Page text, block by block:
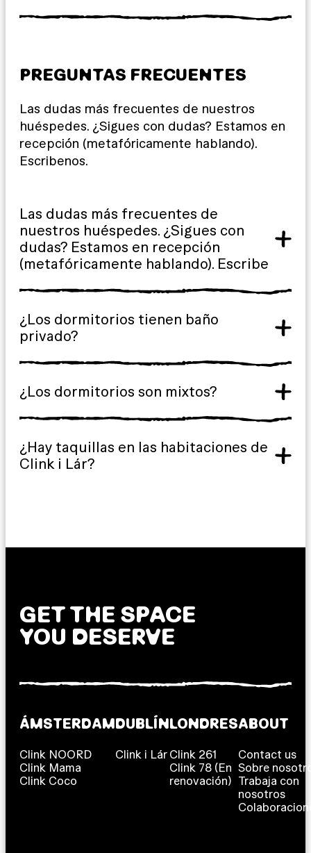
PREGUNTAS FRECUENTES
Las dudas más frecuentes de nuestros
huéspedes. ¿Sigues con dudas? Estamos en
recepción (metafóricamente hablando).
Escribenos.
Las dudas más frecuentes de
nuestros huéspedes. ¿Sigues con
dudas? Estamos en recepción
(metafóricamente hablando). Escribe
¿Los dormitorios tienen baño
privado?
¿Los dormitorios son mixtos?
¿Hay taquillas en las habitaciones de
Clink i Lár?
GET THE SPACE
YOU DESERVE
ÁMSTERDAM
Clink NOORD
Clink Mama
Clink Coco
DUBLÍN
Clink i Lár
LONDRES
Clink 261
Clink 78 (En
renovación)
ABOUT
Contact us
Sobre
Trabaja con
nosotros